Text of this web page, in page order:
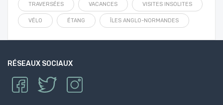
TRAVERSÉES VACANCES VISITES INSOLITES
VÉLO ÉTANG ÎLES ANGLO-NORMANDES
RÉSEAUX SOCIAUX